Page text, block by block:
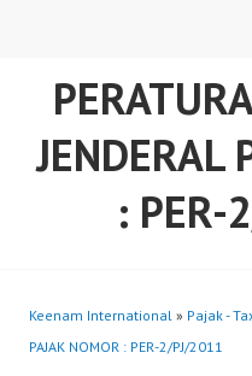
JENDERAL
:
Keenam International » Pajak -
PAJAK NOMOR : PER-2/PJ/2011